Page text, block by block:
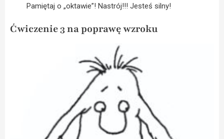
Pamiętaj o „oktawie”! Nastrój!!! Jesteś silny!
Ćwiczenie 3 na poprawę wzroku